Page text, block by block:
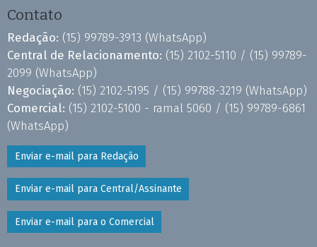
Contato
Redação: (15) 99789-3913 (WhatsApp)
Central de Relacionamento: (15) 2102-5110 / (15) 99789-
2099 (WhatsApp)
Negociação: (15) 2102-5195 / (15) 99788-3219 (WhatsApp)
Comercial: (15) 2102-5100 - ramal 5060 / (15) 99789-6861
(WhatsApp)
Enviar e-mail para Redação
Enviar e-mail para Central/Assinante
Enviar e-mail para o Comercial